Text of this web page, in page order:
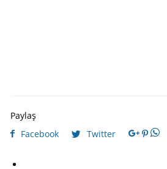
Paylaş
Facebook
Twitter